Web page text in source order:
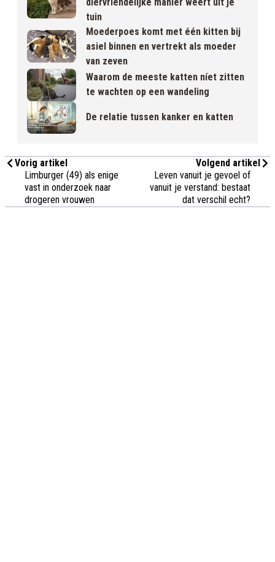
tuin
Moederpoes komt met één kitten bij
asiel binnen en vertrekt als moeder
van zeven
Waarom de meeste katten níet zitten
te wachten op een wandeling
De relatie tussen kanker en katten
Vorig artikel
Limburger (49) als enige
vast in onderzoek naar
drogeren vrouwen
Volgend artikel
Leven vanuit je gevoel of
vanuit je verstand: bestaat
dat verschil echt?